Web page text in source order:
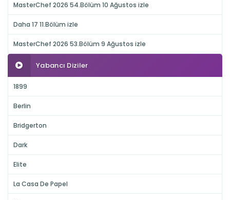
MasterChef 2026 54.Bölüm 10 Ağustos izle
Daha 17 11.Bölüm izle
MasterChef 2026 53.Bölüm 9 Ağustos izle
Yabancı Diziler
1899
Berlin
Bridgerton
Dark
Elite
La Casa De Papel